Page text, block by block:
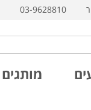
03-9628810
מותגים